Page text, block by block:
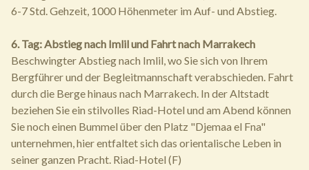
6-7 Std. Gehzeit, 1000 Höhenmeter im Auf- und Abstieg.
6. Tag: Abstieg nach Imlil und Fahrt nach Marrakech
Beschwingter Abstieg nach Imlil, wo Sie sich von Ihrem
Bergführer und der Begleitmannschaft verabschieden. Fahrt
durch die Berge hinaus nach Marrakech. In der Altstadt
beziehen Sie ein stilvolles Riad-Hotel und am Abend können
Sie noch einen Bummel über den Platz "Djemaa el Fna"
unternehmen, hier entfaltet sich das orientalische Leben in
seiner ganzen Pracht. Riad-Hotel (F)